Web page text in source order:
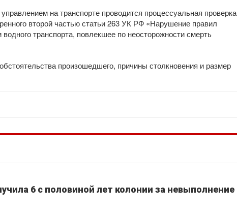
на транспорте проводится процессуальная проверка
второй частью статьи 263 УК РФ «Нарушение правил
транспорта, повлекшее по неосторожности смерть
произошедшего, причины столкновения и размер
6 с половиной лет колонии за невыполнение